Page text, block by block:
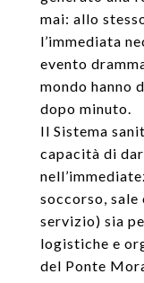
mai: allo
l’immediata
evento
mondo hanno
dopo minuto.
Il Sistema
capacità di
soccorso,
servizio) sia
logistiche e
del Ponte